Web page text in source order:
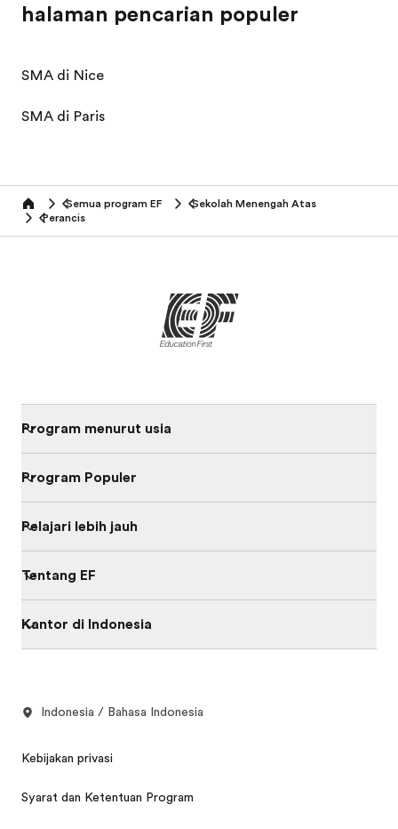
halaman pencarian populer
SMA di Nice
SMA di Paris
home Semua program EF
Sekolah Menengah Atas
Perancis
Program menurut usia
Program Populer
Pelajari lebih jauh
Tentang EF
Kantor di Indonesia
Indonesia / Bahasa Indonesia
Kebijakan privasi
Syarat dan Ketentuan Program